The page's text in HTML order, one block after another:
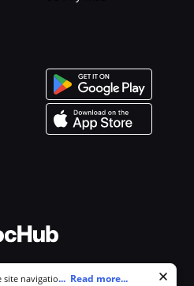
navigation and personalize
... Read more...